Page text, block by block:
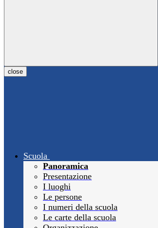
close
Scuola
Panoramica
Presentazione
I luoghi
Le persone
I numeri della scuola
Le carte della scuola